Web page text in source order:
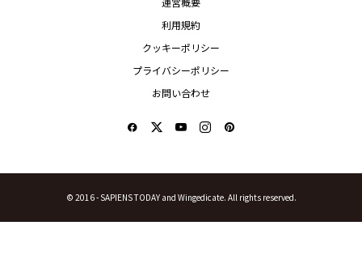
利用規約
クッキーポリシー
プライバシーポリシー
お問い合わせ
© 2016 -SAPIENS TODAY and Wingedicate. All rights reserved.